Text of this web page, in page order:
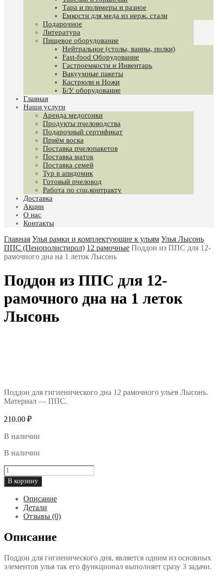
Тара и полимеры и разное
Емкости для меда из нерж. стали
Подарочное
Литература
Пищевое оборудование
Нейтральное (столы, ванны, полки)
Fast-food Оборудование
Гастроемкости и Инвентарь
Вакуумные пакеты
Кастрюли и Ножи
Б/У оборудование
Главная
Наши услуги
Аренда медогонки
Продукты пчеловодства
Подарочный сертификат
Приём воска
Поставка пчелопакетов
Поставка маток
Поставка семей
Тур в апидомик
Готовый пчеловод
Работа по соц.контракту
Доставка
Акции
О нас
Контакты
Главная Улья рамки и комплектующие к ульям Улья Лысонь
ППС (Пенополистирол) 12 рамочные Поддон из ППС для 12-
рамочного дна на 1 леток Лысонь
Поддон из ППС для 12-
рамочного дна на 1 леток
Лысонь
Поддон для гигиенического дна 12 рамочного ульев Лысонь.
Материал — ППС.
210.00 ₽
В наличии
В наличии
Количество
товара
Поддон
дна
1
леток
В корзину
Описание
Детали
Отзывы (0)
Описание
Поддон для гигиенического дня, является одним из основных
элементов улья так его функционал выполняет сразу 3 задачи.